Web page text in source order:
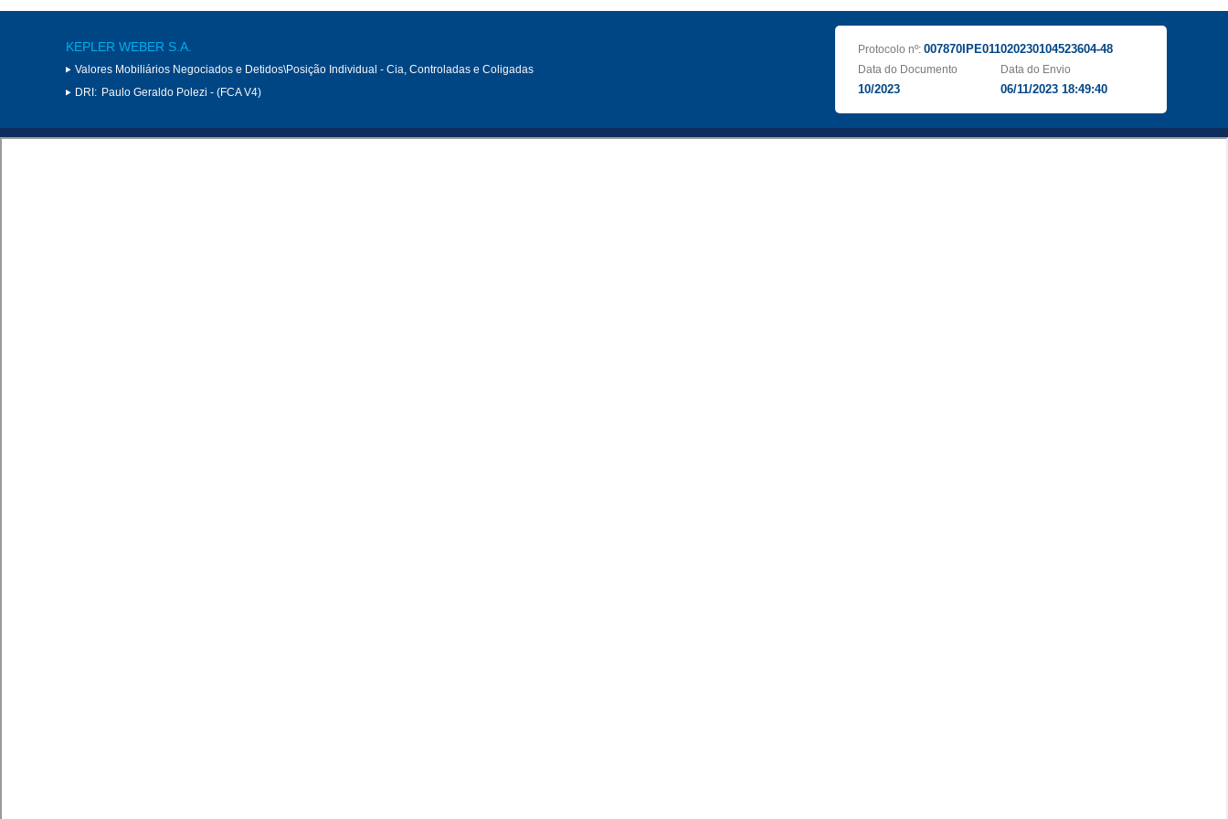
KEPLER WEBER S.A.
Valores Mobiliários Negociados e Detidos\Posição Individual - Cia, Controladas e Coligadas
DRI: Paulo Geraldo Polezi - (FCA V4)
Protocolo nº: 007870IPE011020230104523604-48
Data do Documento
10/2023
Data do Envio
06/11/2023 18:49:40